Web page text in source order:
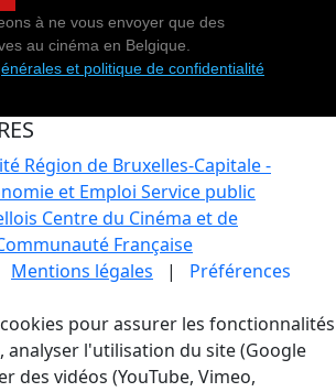
à ne vous envoyer que des
au cinéma en Belgique.
et politique de confidentialité
Région de Bruxelles-Capitale -
et Emploi Service public
Centre du Cinéma et de
Française
Mentions légales | Préférences
pour assurer les fonctionnalités
analyser l'utilisation du site (Google
des vidéos (YouTube, Vimeo,